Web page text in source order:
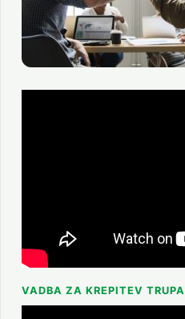
VADBA ZA KREPITEV TRUPA